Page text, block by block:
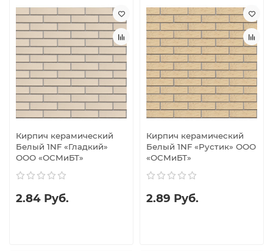
Кирпич керамический
Белый 1NF «Гладкий»
ООО «ОСМиБТ»
2.84 Руб.
Кирпич керамический
Белый 1NF «Рустик» ООО
«ОСМиБТ»
2.89 Руб.